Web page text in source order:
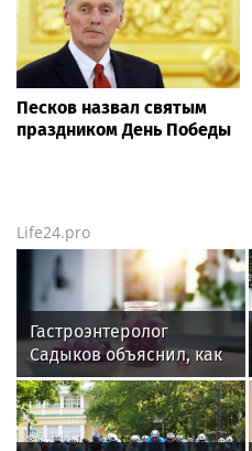
Песков назвал святым
праздником День Победы
Life24.pro
Гастроэнтеролог
Садыков объяснил, как
сахар в рационе
ускоряет изнашивание
тканей